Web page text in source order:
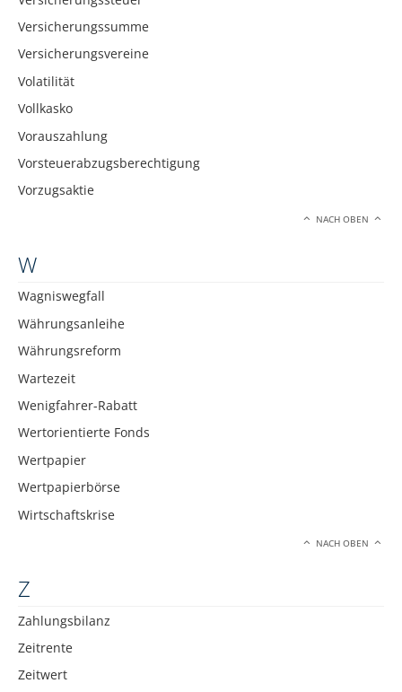
Versicherungssumme
Versicherungsvereine
Volatilität
Vollkasko
Vorauszahlung
Vorsteuerabzugsberechtigung
Vorzugsaktie
NACH OBEN
W
Wagniswegfall
Währungsanleihe
Währungsreform
Wartezeit
Wenigfahrer-Rabatt
Wertorientierte Fonds
Wertpapier
Wertpapierbörse
Wirtschaftskrise
NACH OBEN
Z
Zahlungsbilanz
Zeitrente
Zeitwert